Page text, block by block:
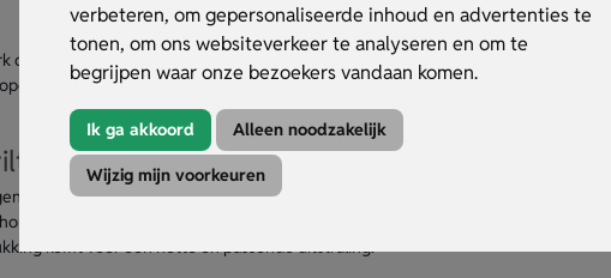
verbeteren, om gepersonaliseerde inhoud en advertenties te
tonen, om ons websiteverkeer te analyseren en om te
begrijpen waar onze bezoekers vandaan komen.
Ik ga akkoord Alleen noodzakelijk
Wijzig mijn voorkeuren
op tafel te zetten? Goedkope bierviltjes rond 103 mm zijn klein, handig en direct
bierviltjes rond 103 mm zijn ideaal voor acties, feestjes en horecagebruik.
rond
ontwerp opvallen op een compact bierviltje.
zonder dat je veel betaalt.
komt voor een nette en passende uitstraling.